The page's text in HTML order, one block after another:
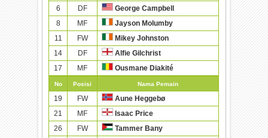
6
DF
George Campbell
8
MF
Jayson Molumby
11
FW
Mikey Johnston
14
DF
Alfie Gilchrist
17
MF Ousmane Diakité
No Posisi Nama Pemain
19 FW
Aune Heggebø
21
MF
Isaac Price
26
FW
Tammer Bany